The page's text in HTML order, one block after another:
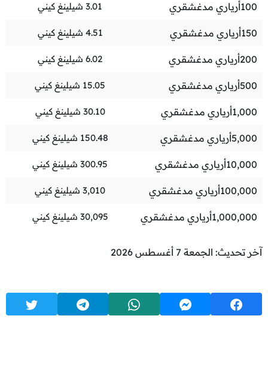
100أرياري مدغشقري 3.01 شيلينغ كيني
150أرياري مدغشقري 4.51 شيلينغ كيني
200أرياري مدغشقري 6.02 شيلينغ كيني
500أرياري مدغشقري 15.05 شيلينغ كيني
1,000أرياري مدغشقري 30.10 شيلينغ كيني
5,000أرياري مدغشقري 150.48 شيلينغ كيني
10,000أرياري مدغشقري 300.95 شيلينغ كيني
100,000أرياري مدغشقري 3,010 شيلينغ كيني
1,000,000أرياري مدغشقري 30,095 شيلينغ كيني
آخر تحديث: الجمعة 7 أغسطس 2026